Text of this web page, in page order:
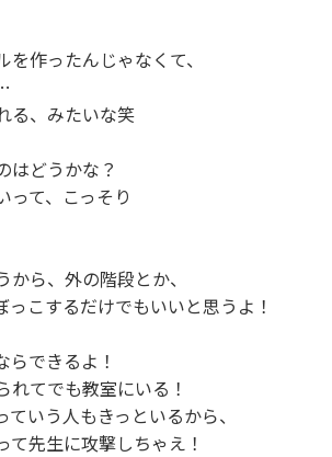
作ったんじゃなくて、
る、みたいな笑
はどうかな？
って、こっそり
ら、外の階段とか、
こするだけでもいいと思うよ！
できるよ！
てでも教室にいる！
いう人もきっといるから、
先生に攻撃しちゃえ！